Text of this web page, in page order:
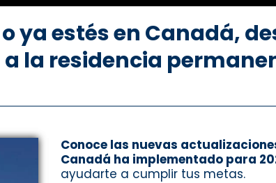
ya estés en Canadá,
la residencia
Conoce las nuevas
Canadá ha implementado para
ayudarte a cumplir tus metas.